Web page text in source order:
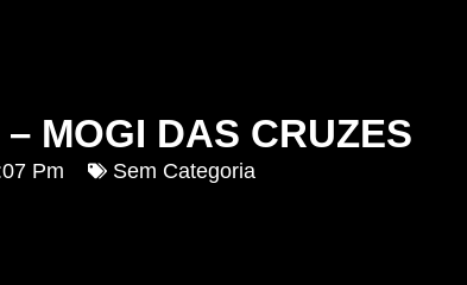
MOGI DAS CRUZES
Pm Sem Categoria